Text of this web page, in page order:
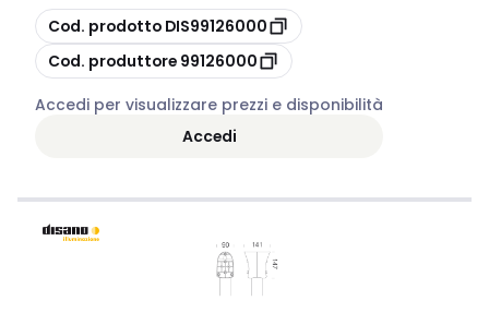
copia
Cod. prodotto DIS99126000
copia
Cod. produttore 99126000
Accedi per visualizzare prezzi e disponibilità
Accedi